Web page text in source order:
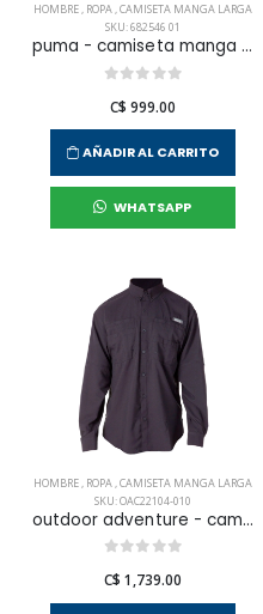
HOMBRE, ROPA,CAMISETA MANGA LARGA
SKU: 682546 01
puma - camiseta manga corta ess no. 1 logo longsleeve tee para hombre
C$ 999.00
AÑADIR AL CARRITO
WHATSAPP
HOMBRE, ROPA,CAMISETA MANGA LARGA
SKU: OAC22104-010
outdoor adventure - camisa l/s samara para hombre
C$ 1,739.00